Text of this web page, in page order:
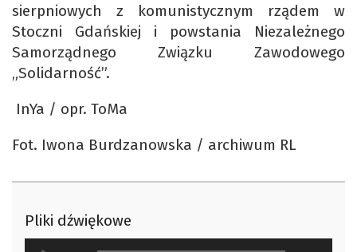
sierpniowych z komunistycznym rządem w
Stoczni Gdańskiej i powstania Niezależnego
Samorządnego Związku Zawodowego
„Solidarność”.
InYa / opr. ToMa
Fot. Iwona Burdzanowska / archiwum RL
Pliki dźwiękowe
Odtwarzacz